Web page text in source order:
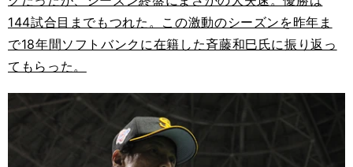
144試合目までもつれた。この激動のシーズンを昨年ま
で18年間ソフトバンクに在籍した斉藤和巳氏に振り返っ
てもらった。